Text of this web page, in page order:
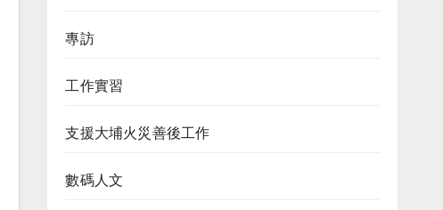
專訪
工作實習
支援大埔火災善後工作
數碼人文